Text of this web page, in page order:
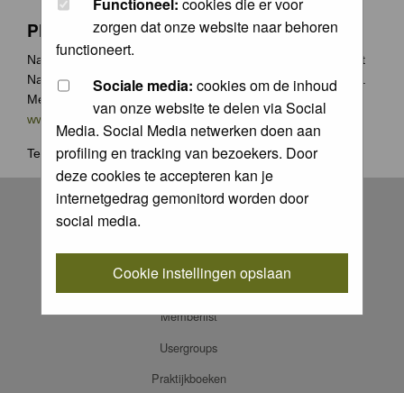
zorgen dat onze website naar behoren
functioneert.
Sociale media: cookies om de inhoud
van onze website te delen via Social
Media. Social Media netwerken doen aan
profiling en tracking van bezoekers. Door
deze cookies te accepteren kan je
internetgedrag gemonitord worden door
social media.
Cookie instellingen opslaan
Photochallenge
Naast de jaarlijkse Groene Camera wedstrijden organiseert
Natuurfotografie.nl vaak photochallenges met leuke prijzen.
Meer weten? Ga naar
www.natuurfotografie.nl/rubrieken/photo-challenge/
Terug naarhome.
Register
FAQ
Memberlist
Usergroups
Praktijkboeken